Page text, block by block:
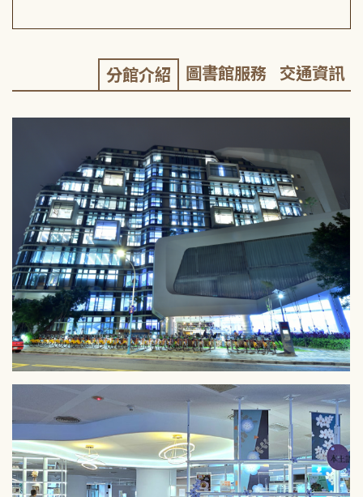
分館介紹 圖書館服務 交通資訊